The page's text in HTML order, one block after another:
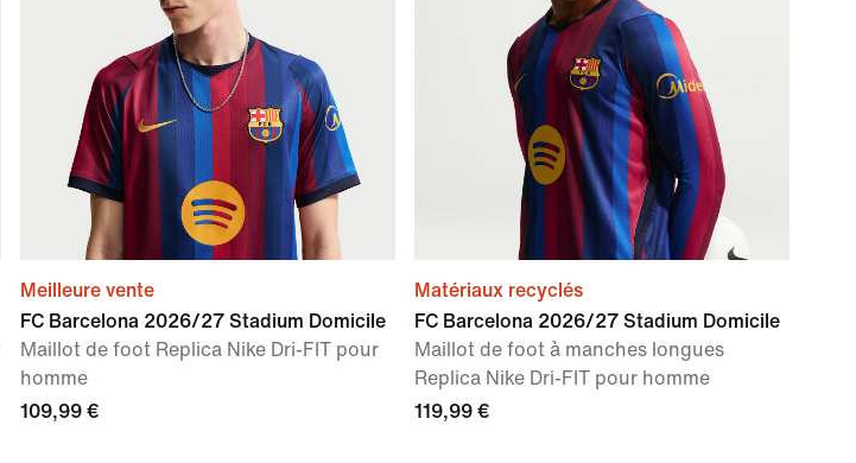
Meilleure vente
FC Barcelona 2026/27 Stadium Domicile
Maillot de foot Replica Nike Dri-FIT pour
homme
109,99 €
Matériaux recyclés
FC Barcelona 2026/27 Stadium Domicile
Maillot de foot à manches longues
Replica Nike Dri-FIT pour homme
119,99 €